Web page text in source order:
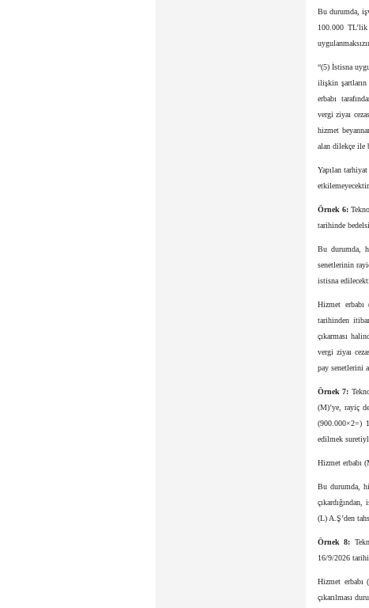
Bu durumda,
100.000
“(5) İstisna
ilişkin şartların
erbabı
vergi ziyaı
hizmet
alan dilekçe ile
Yapılan
etkilemeyecektir.
Örnek 6:
tarihinde
Bu durumda,
senetlerinin
istisna
Hizmet
tarihinden
çıkarması
vergi ziyaı
pay senetlerini
Örnek 7:
(M)’ye, rayiç
(900.000×2=)
edilmek
Hizmet erbabı
Bu durumda,
(L) A.Ş’den
Örnek 8:
16/9/2026
Hizmet erbabı
çıkarılması